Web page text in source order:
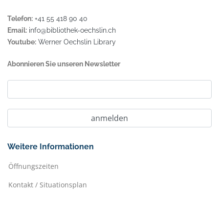
Telefon: +41 55 418 90 40
Email: info@bibliothek-oechslin.ch
Youtube: Werner Oechslin Library
Abonnieren Sie unseren Newsletter
Weitere Informationen
Öffnungszeiten
Kontakt / Situationsplan